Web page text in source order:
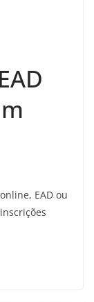
EAD ou